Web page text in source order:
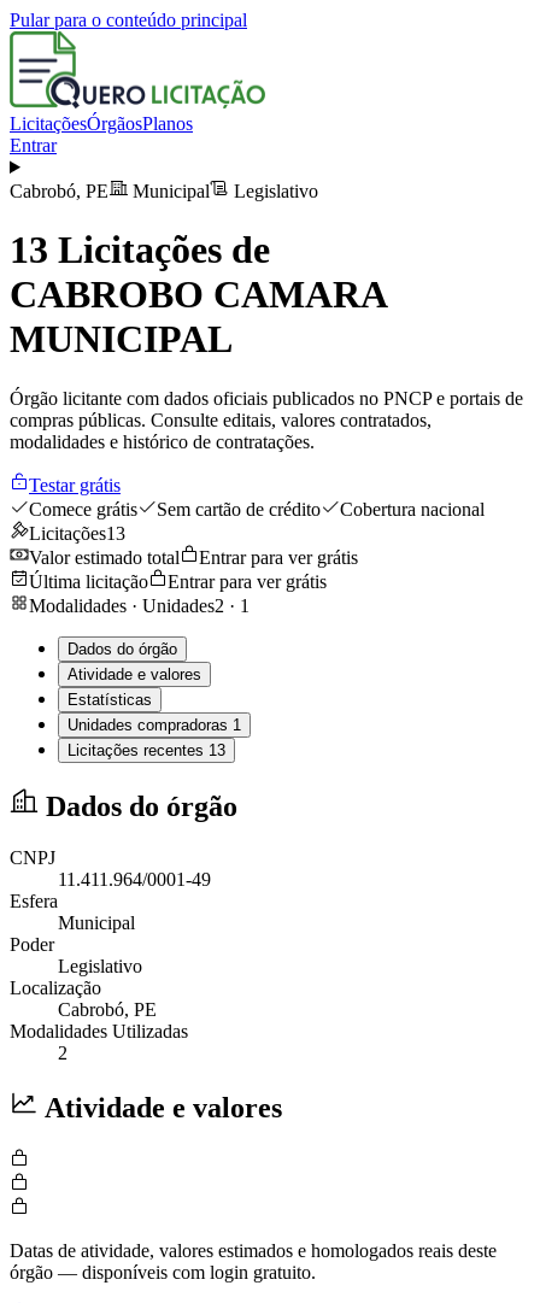
Pular para o conteúdo principal
LicitaçõesÓrgãosPlanos
Entrar
Cabrobó, PE Municipal Legislativo
13 Licitações de
CABROBO CAMARA
MUNICIPAL
Órgão licitante com dados oficiais publicados no PNCP e portais de
compras públicas. Consulte editais, valores contratados,
modalidades e histórico de contratações.
Testar grátis
Comece grátis
Sem cartão de crédito
Cobertura nacional
Licitações13
Valor estimado total
Entrar para ver grátis
Última licitação
Entrar para ver grátis
Modalidades · Unidades2 · 1
Dados do órgão
Atividade e valores
Estatísticas
Unidades compradoras 1
Licitações recentes 13
Dados do órgão
CNPJ
11.411.964/0001-49
Esfera
Municipal
Poder
Legislativo
Localização
Cabrobó, PE
Modalidades Utilizadas
2
Atividade e valores
Datas de atividade, valores estimados e homologados reais deste
órgão — disponíveis com login gratuito.